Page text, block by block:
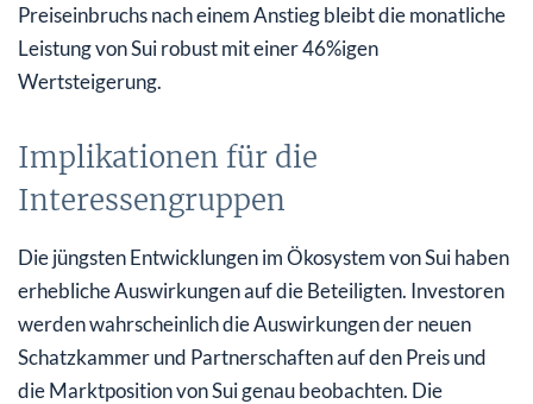
Preiseinbruchs nach einem Anstieg bleibt die monatliche
Leistung von Sui robust mit einer 46%igen
Wertsteigerung.
Implikationen für die
Interessengruppen
Die jüngsten Entwicklungen im Ökosystem von Sui haben
erhebliche Auswirkungen auf die Beteiligten. Investoren
werden wahrscheinlich die Auswirkungen der neuen
Schatzkammer und Partnerschaften auf den Preis und
die Marktposition von Sui genau beobachten. Die